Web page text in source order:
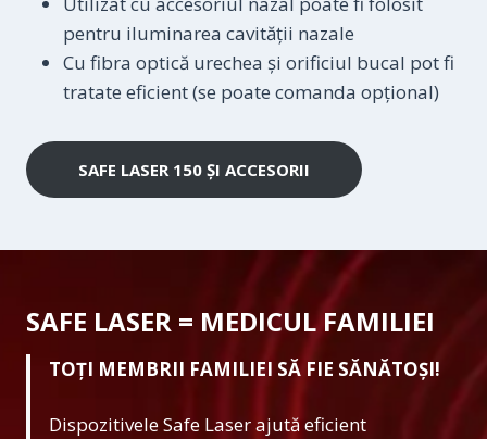
pentru iluminarea cavității nazale
Cu fibra optică urechea și orificiul bucal pot fi
tratate eficient (se poate comanda opțional)
SAFE LASER 150 ȘI ACCESORII
SAFE LASER = MEDICUL FAMILIEI
TOȚI MEMBRII FAMILIEI SĂ FIE SĂNĂTOȘI!
Dispozitivele Safe Laser ajută eficient